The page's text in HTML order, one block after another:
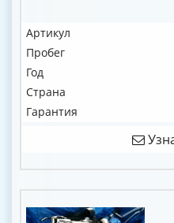
Артикул
Пробег
Год
Страна
Гарантия